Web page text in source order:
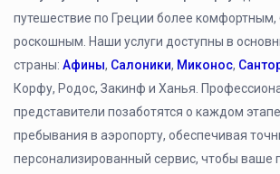
путешествие по Греции более
роскошным. Наши услуги доступны в
страны:Афины, Салоники, Миконос,
Корфу, Родос, Закинф и Ханья.
представители позаботятся о каждом
пребывания в аэропорту, обеспечивая
персонализированный сервис, чтобы ваше